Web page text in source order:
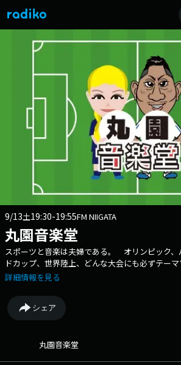
9/13土19:30-19:55FM NIIGATA
丸園音楽堂
スポーツと音楽は夫婦である。 オリンピック、
ドカップ、世界陸上、どんな大会にも必ずテー
在し、サポーターは歌い、踊り、跳ね、そのリズ
カー日本代表の前園真聖と、元女子サッカー日
ルドカップドイツ大会の優勝メンバーである丸
が、お互いの押し曲をぶつけ合います。 番組
https://form.audee.jp/maruzono/message
詳細情報を見る
シェア
丸園音楽堂